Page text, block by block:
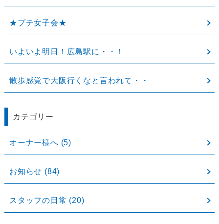
★プチ女子会★
いよいよ明日！広島駅に・・！
散歩感覚で大阪行くなと言われて・・
カテゴリー
オーナー様へ (5)
お知らせ (84)
スタッフの日常 (20)